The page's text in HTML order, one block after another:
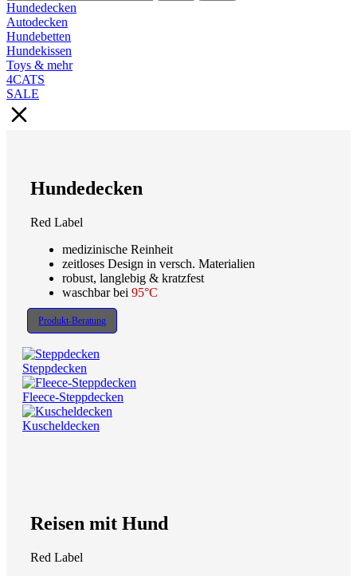
Hundedecken
Autodecken
Hundebetten
Hundekissen
Toys & mehr
4CATS
SALE
Hundedecken
Red Label
medizinische Reinheit
zeitloses Design in versch. Materialien
robust, langlebig & kratzfest
waschbar bei 95°C
Produkt-Beratung
Steppdecken
Fleece-Steppdecken
Kuscheldecken
Reisen mit Hund
Red Label